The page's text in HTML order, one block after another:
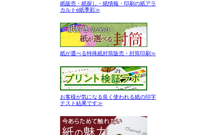
紙販売・紙探し・紙情報・印刷の紙アラ
カルトe紙季彩≫
紙が選べる特殊紙封筒販売・封筒印刷≫
お客様が気になる良く使われる紙の印字
テスト結果です≫